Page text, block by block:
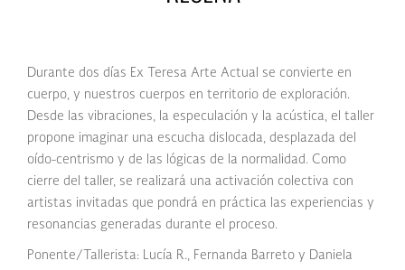
Durante dos días Ex Teresa Arte Actual se convierte en
cuerpo, y nuestros cuerpos en territorio de exploración.
Desde las vibraciones, la especulación y la acústica, el taller
propone imaginar una escucha dislocada, desplazada del
oído-centrismo y de las lógicas de la normalidad. Como
cierre del taller, se realizará una activación colectiva con
artistas invitadas que pondrá en práctica las experiencias y
resonancias generadas durante el proceso.
Ponente/Tallerista: Lucía R., Fernanda Barreto y Daniela